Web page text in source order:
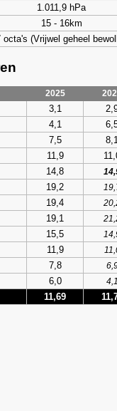
1.011,9 hPa
15 - 16km
octa's (Vrijwel geheel
2025
3,1
4,1
7,5
11,9
14,8
19,2
19,4
19,1
15,5
11,9
7,8
6,0
11,69